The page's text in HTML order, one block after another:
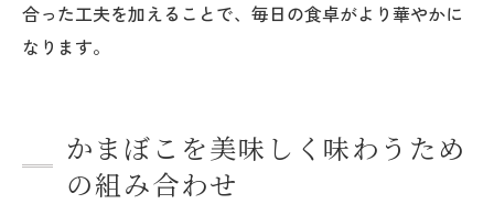
合った工夫を加えることで、毎日の食卓がより華やかに
なります。
かまぼこを美味しく味わうため
の組み合わせ